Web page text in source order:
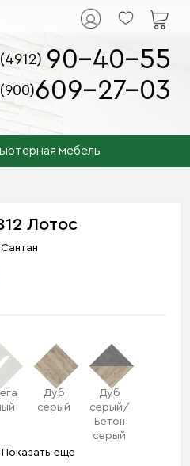
90-40-55
609-27-03
мебель
Лотос
Сантан
Дуб
серый
Дуб
серый/
Бетон
серый
Показать еще